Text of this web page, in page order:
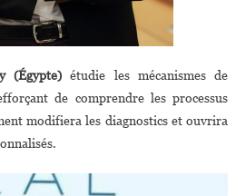
(Égypte) étudie les mécanismes de
de comprendre les processus
modifiera les diagnostics et ouvrira